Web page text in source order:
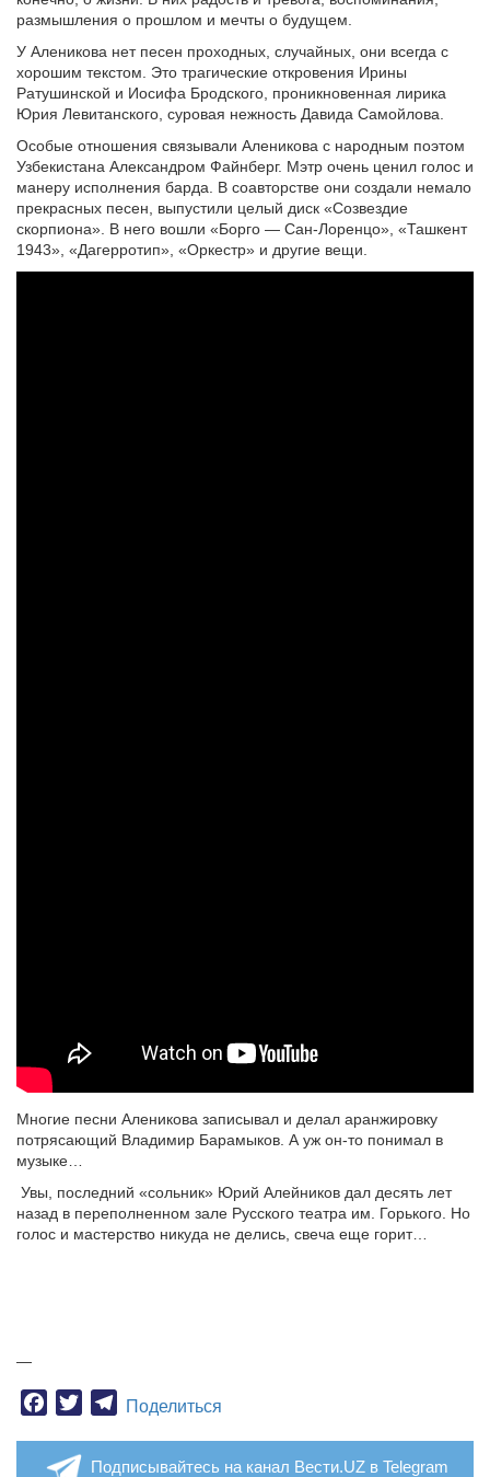
размышления о прошлом и мечты о будущем.
У Аленикова нет песен проходных, случайных, они всегда с
хорошим текстом. Это трагические откровения Ирины
Ратушинской и Иосифа Бродского, проникновенная лирика
Юрия Левитанского, суровая нежность Давида Самойлова.
Особые отношения связывали Аленикова с народным поэтом
Узбекистана Александром Файнберг. Мэтр очень ценил голос и
манеру исполнения барда. В соавторстве они создали немало
прекрасных песен, выпустили целый диск «Созвездие
скорпиона». В него вошли «Борго — Сан-Лоренцо», «Ташкент
1943», «Дагерротип», «Оркестр» и другие вещи.
Многие песни Аленикова записывал и делал аранжировку
потрясающий Владимир Барамыков. А уж он-то понимал в
музыке…
Увы, последний «сольник» Юрий Алейников дал десять лет
назад в переполненном зале Русского театра им. Горького. Но
голос и мастерство никуда не делись, свеча еще горит…
—
Facebook
TwitterTelegram
Поделиться
Подписывайтесь на канал Вести.UZ в Telegram